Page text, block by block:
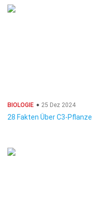
BIOLOGIE 25 Dez 2024
28 Fakten Über C3-Pflanze